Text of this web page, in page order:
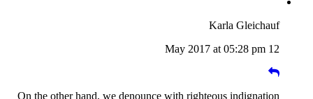
Karla Gleichauf
12 May 2017 at 05:28 pm
On the other hand, we denounce with righteous indignation